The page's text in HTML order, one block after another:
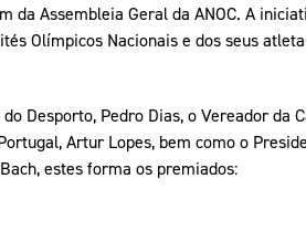
da Assembleia Geral da ANOC. A
Olímpicos Nacionais e dos seus
Desporto, Pedro Dias, o Vereador da
Artur Lopes, bem como o
estes forma os premiados: